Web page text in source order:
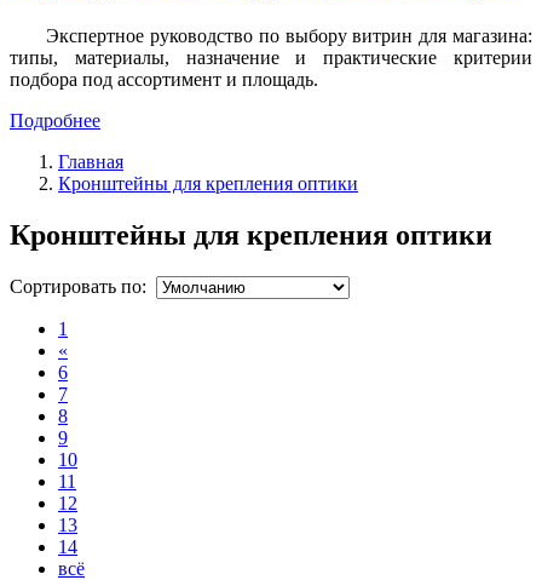
Экспертное руководство по выбору витрин для магазина:
типы, материалы, назначение и практические критерии
подбора под ассортимент и площадь.
Подробнее
Главная
Кронштейны для крепления оптики
Кронштейны для крепления оптики
Сортировать по:
1
«
6
7
8
9
10
11
12
13
14
всё